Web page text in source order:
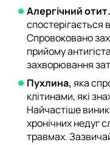
Алергічний отит.
спостерігається
Спровоковано
прийому
захворювання
Пухлина, яка
клітинами, які
Найчастіше
хронічних недуг
травмах.